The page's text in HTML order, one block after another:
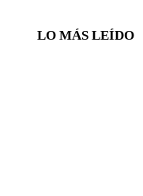
LO MÁS LEÍDO